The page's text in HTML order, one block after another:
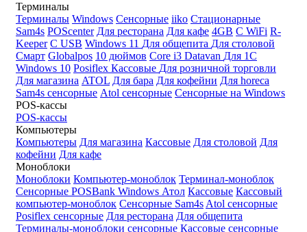
Терминалы
Терминалы Windows Сенсорные iiko Стационарные
Sam4s POScenter Для ресторана Для кафе 4GB С WiFi R-
Keeper С USB Windows 11 Для общепита Для столовой
Смарт Globalpos 10 дюймов Core i3 Datavan Для 1С
Windows 10 Posiflex Кассовые Для розничной торговли
Для магазина ATOL Для бара Для кофейни Для horeca
Sam4s сенсорные Atol сенсорные Сенсорные на Windows
POS-кассы
POS-кассы
Компьютеры
Компьютеры Для магазина Кассовые Для столовой Для
кофейни Для кафе
Моноблоки
Моноблоки Компьютер-моноблок Терминал-моноблок
Сенсорные POSBank Windows Атол Кассовые Кассовый
компьютер-моноблок Сенсорные Sam4s Atol сенсорные
Posiflex сенсорные Для ресторана Для общепита
Терминалы-моноблоки сенсорные Кассовые сенсорные